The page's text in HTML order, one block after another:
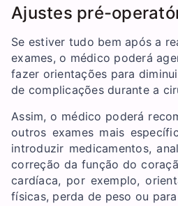
Ajustes pré-
Se estiver tudo bem após a
exames, o médico poderá
fazer orientações para
de complicações durante a
Assim, o médico poderá
outros exames mais
introduzir medicamentos,
correção da função do
cardíaca, por exemplo,
físicas, perda de peso ou